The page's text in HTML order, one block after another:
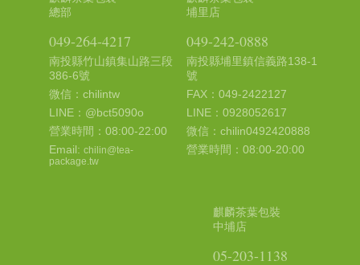
總部
049-264-4217
南投縣竹山鎮集山路三段
386-6號
微信：chilintw
LINE：@bct5090o
營業時間：08:00-22:00
Email: chilin@tea-
package.tw
埔里店
049-242-0888
南投縣埔里鎮信義路138-1
號
FAX：049-2422127
LINE：0928052617
微信：chilin0492420888
營業時間：08:00-20:00
麒麟茶葉包裝
中埔店
05-203-1138